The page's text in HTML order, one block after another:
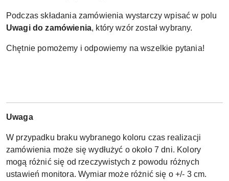
Podczas składania zamówienia wystarczy wpisać w polu
Uwagi do zamówienia, który wzór został wybrany.
Chętnie pomożemy i odpowiemy na wszelkie pytania!
Uwaga
W przypadku braku wybranego koloru czas realizacji
zamówienia może się wydłużyć o około 7 dni. Kolory
mogą różnić się od rzeczywistych z powodu różnych
ustawień monitora. Wymiar może różnić się o +/- 3 cm.